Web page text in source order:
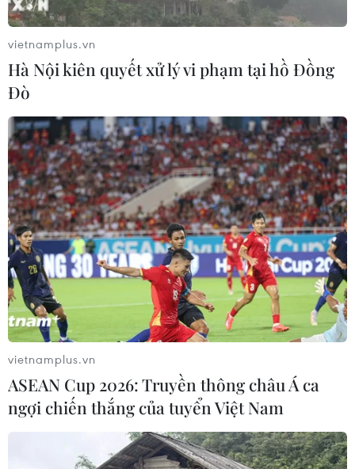
vietnamplus.vn
Hà Nội kiên quyết xử lý vi phạm tại hồ Đồng
Đò
vietnamplus.vn
ASEAN Cup 2026: Truyền thông châu Á ca
ngợi chiến thắng của tuyển Việt Nam